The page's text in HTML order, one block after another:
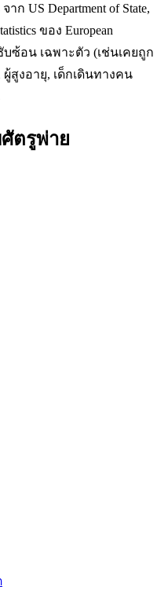
าก US Department of State,
ของ European
ซ้อน เฉพาะตัว (เช่นเคยถูก
ผู้สูงอายุ, เด็กเดินทางคน
ตรูพ่าย